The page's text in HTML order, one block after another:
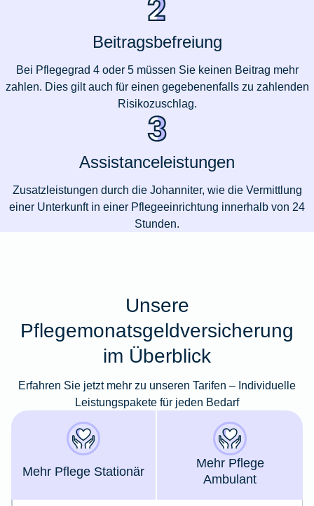
Beitragsbefreiung
Bei Pflegegrad 4 oder 5 müssen Sie keinen Beitrag mehr
zahlen. Dies gilt auch für einen gegebenenfalls zu zahlenden
Risikozuschlag.
Assistanceleistungen
Zusatzleistungen durch die Johanniter, wie die Vermittlung
einer Unterkunft in einer Pflegeeinrichtung innerhalb von 24
Stunden.
Unsere
Pflegemonatsgeldversicherung
im Überblick
Erfahren Sie jetzt mehr zu unseren Tarifen – Individuelle
Leistungspakete für jeden Bedarf
Mehr Pflege Stationär
Mehr Pflege
Ambulant